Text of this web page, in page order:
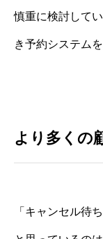
慎重に検討して
き予約システム
より多くの
「キャンセル待